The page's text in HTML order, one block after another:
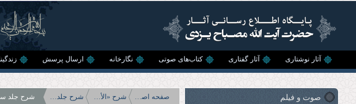
آثار نوشتاری آثار گفتاری کتاب‌های صوتی نگارخانه ارسال پرسش
صوت و فیلم صفحه اصلی شرح «الأسفار الأربعه» شرح جلد سوم الأسفار الأربعه شرح جلد